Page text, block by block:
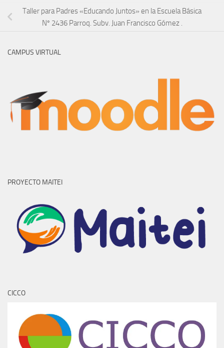
Taller para Padres «Educando Juntos» en la Escuela Básica
Nº 2436 Parroq. Subv. Juan Francisco Gómez .
CAMPUS VIRTUAL
PROYECTO MAITEI
CICCO